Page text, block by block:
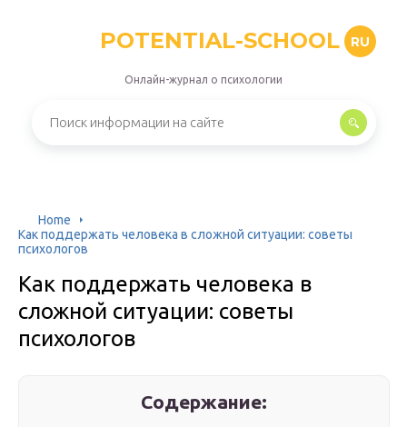
POTENTIAL-SCHOOL RU
Онлайн-журнал о психологии
Home
Как поддержать человека в сложной ситуации: советы
психологов
Как поддержать человека в
сложной ситуации: советы
психологов
Содержание: